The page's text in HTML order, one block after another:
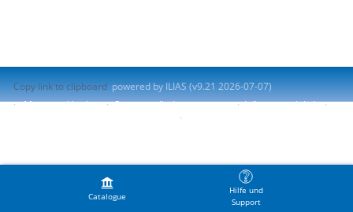
Catalogue
Hilfe und
Support
Copy link to clipboard powered by ILIAS (v9.21 2026-07-07)
Mentions légales
Contacter l'administrateur
Info accessibilité